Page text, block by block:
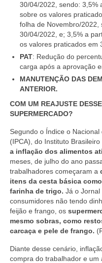
30/04/2022, sendo: 3,5%
sobre os valores
folha de Novembro/2022,
30/04/2022, e; 3,5% a
os valores praticados em
PAT: Redução do
carga após a aprovação
MANUTENÇÃO DAS
ANTERIOR.
COM UM REAJUSTE
SUPERMERCADO?
Segundo o Índice o
(IPCA), do Instituto
a inflação dos alimentos
meses, de julho do ano
trabalhadores começaram a
itens da cesta básica
farinha de trigo. Já o Jornal
consumidores não tendo
feijão e frango, os
mesmo sobras, como
carcaça e pele de frango.
Diante desse cenário,
compra do trabalhador e